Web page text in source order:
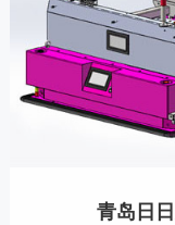
青岛日